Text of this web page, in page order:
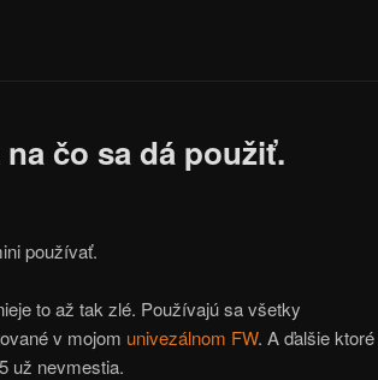
čo sa dá použiť.
používať.
to až tak zlé. Používajú sa všetky
v mojom univezálnom FW. A ďalšie ktoré
už nevmestia.